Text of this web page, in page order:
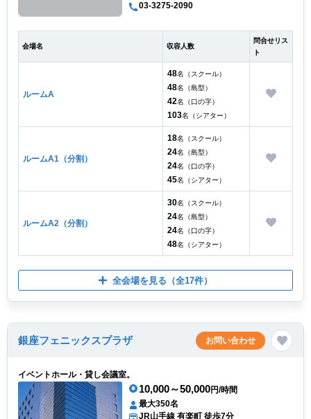
03-3275-2090
会場名 収容人数
問合せリス
ト
ルームA
48名（スクール）
48名（島型）
42名（口の字）
103名（シアター）
ルームA1（分割）
18名（スクール）
24名（島型）
24名（口の字）
45名（シアター）
ルームA2（分割）
30名（スクール）
24名（島型）
24名（口の字）
48名（シアター）
全会場を見る （全17件）
銀座フェニックスプラザ お問い合わせ
イベントホール・貸し会議室。
10,000～50,000円/時間
最大350名
JR山手線 有楽町 徒歩7分